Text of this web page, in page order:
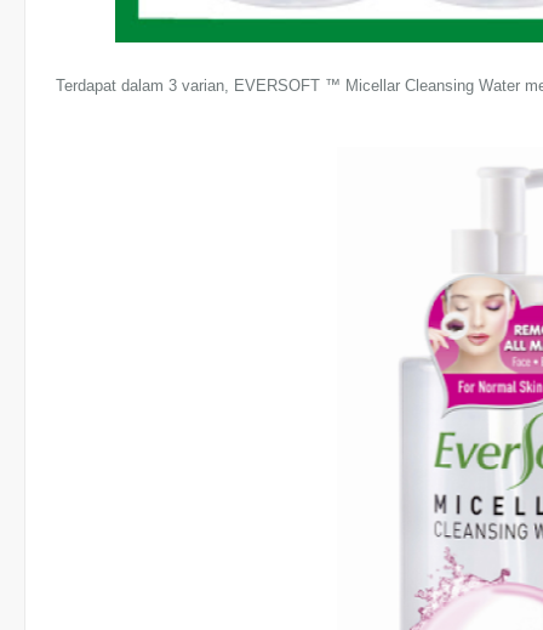
Terdapat dalam 3 varian, EVERSOFT ™ Micellar Cleansing Water